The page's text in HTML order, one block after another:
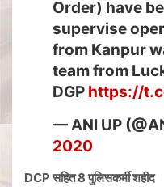
Order) have
supervise
from Kanpur
team from
DGP https://
— ANI UP
2020
DCP सहित 8 पुलिसकर्मी शहीद